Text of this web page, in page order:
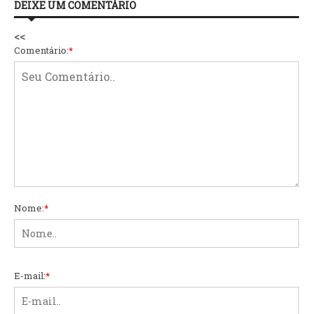
DEIXE UM COMENTÁRIO
<<
Comentário:*
Nome:*
E-mail:*